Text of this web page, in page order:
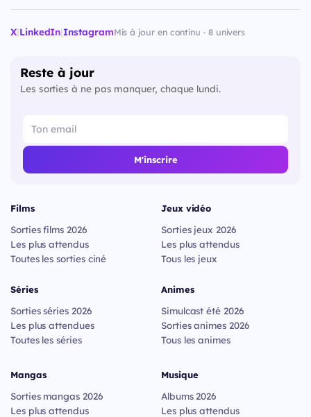
X|LinkedIn|InstagramMis à jour en continu · 8 univers
Reste à jour
Les sorties à ne pas manquer, chaque lundi.
M'inscrire
Films
Sorties films 2026
Les plus attendus
Toutes les sorties ciné
Séries
Sorties séries 2026
Les plus attendues
Toutes les séries
Jeux vidéo
Sorties jeux 2026
Les plus attendus
Tous les jeux
Animes
Simulcast été 2026
Sorties animes 2026
Tous les animes
Mangas
Sorties mangas 2026
Les plus attendus
Musique
Albums 2026
Les plus attendus